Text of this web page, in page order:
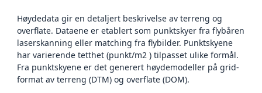
Høydedata gir en detaljert beskrivelse av terreng og
overflate. Dataene er etablert som punktskyer fra flybåren
laserskanning eller matching fra flybilder. Punktskyene
har varierende tetthet (punkt/m2 ) tilpasset ulike formål.
Fra punktskyene er det generert høydemodeller på grid-
format av terreng (DTM) og overflate (DOM).